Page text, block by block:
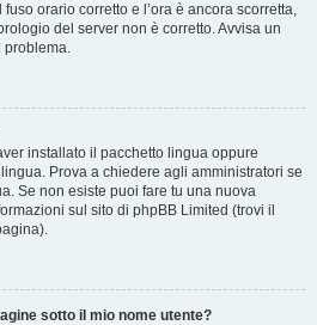
orario corretto e l’ora è ancora scorretta,
del server non è corretto. Avvisa un
problema.
installato il pacchetto lingua oppure
Prova a chiedere agli amministratori se
Se non esiste puoi fare tu una nuova
sul sito di phpBB Limited (trovi il
sotto il mio nome utente?